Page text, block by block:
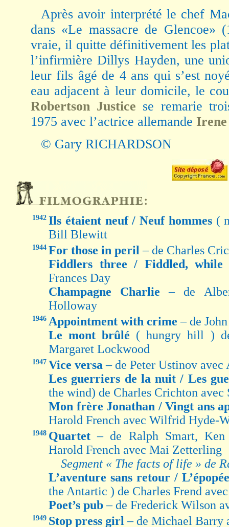
Après avoir interprété le chef
dans «Le massacre de Glencoe»
vraie, il quitte définitivement les
l’infirmière Dillys Hayden, une
leur fils âgé de 4 ans qui s’est
eau adjacent à leur domicile, le
Robertson Justice se remarie
1975 avec l’actrice allemande
© Gary RICHARDSON
1942 Ils étaient neuf / Neuf hommes (
Bill Blewitt
1944 For those in peril– de Charles
Fiddlers three / Fiddled,
Frances Day
Champagne Charlie– de
Holloway
1946 Appointment with crime– de
Le mont brûlé ( hungry hill )
Margaret Lockwood
1947 Vice versa– de Peter Ustinov
Les guerriers de la nuit / Les
the wind) de Charles Crichton avec
Mon frère Jonathan / Vingt ans
Harold French avec Wilfrid Hyde-
1948 Quartet– de Ralph Smart,
Harold French avec Mai Zetterling
Segment « The facts of life » de
L’aventure sans retour /
the Antartic ) de Charles Frend
Poet’s pub– de Frederick Wilson
1949 Stop press girl– de Michael Barry